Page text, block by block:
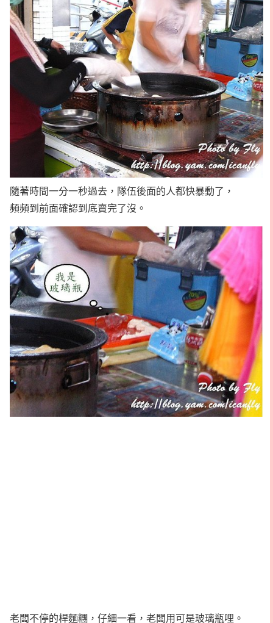
隨著時間一分一秒過去，隊伍後面的人都快暴動了，
頻頻到前面確認到底賣完了沒。
老闆不停的桿麵糰，仔細一看，老闆用可是玻璃瓶哩。